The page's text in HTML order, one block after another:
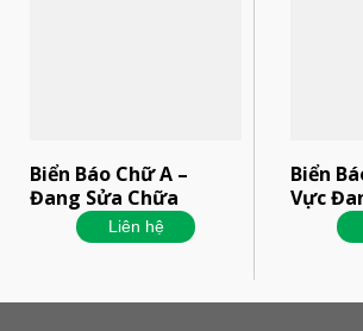
Biển Báo Chữ A –
Đang Sửa Chữa
Liên hệ
Biển
Vực